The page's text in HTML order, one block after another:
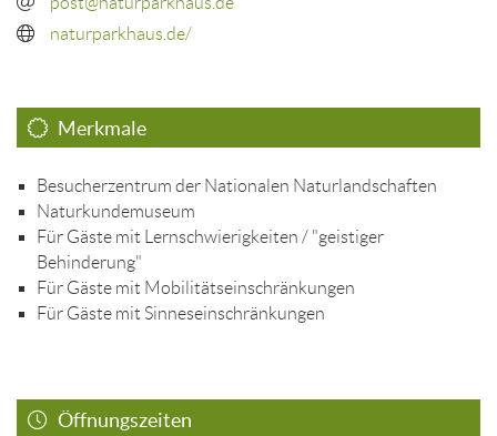
naturparkhaus.de/
Merkmale
Besucherzentrum der Nationalen Naturlandschaften
Naturkundemuseum
Für Gäste mit Lernschwierigkeiten / "geistiger
Behinderung"
Für Gäste mit Mobilitätseinschränkungen
Für Gäste mit Sinneseinschränkungen
Öffnungszeiten